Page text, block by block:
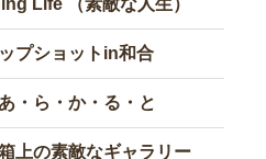
Life （素敵な人生）
プショットin和合
・ら・か・る・と
上の素敵なギャラリー